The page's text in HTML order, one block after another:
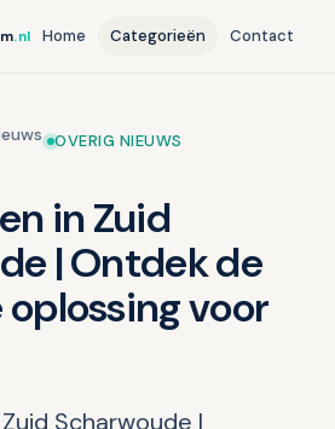
.nl Home Categorieën Contact
OVERIG NIEUWS
in Zuid
| Ontdek de
voor
Scharwoude |